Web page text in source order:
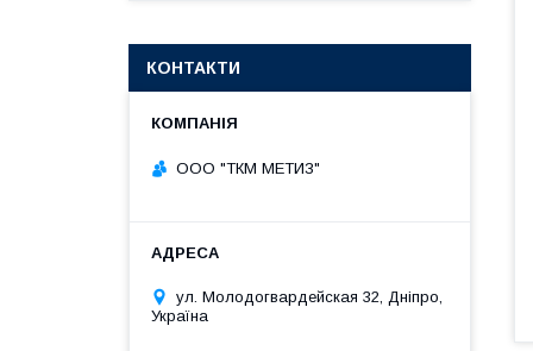
КОНТАКТИ
ООО "ТКМ МЕТИЗ"
ул. Молодогвардейская 32, Дніпро,
Україна